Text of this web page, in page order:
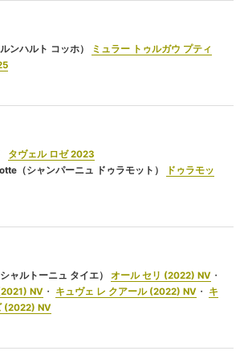
ンハルト コッホ）
ミュラー トゥルガウ プティ
タヴェル ロゼ 2023
（シャンパーニュ ドゥラモット）
ドゥラモッ
ャルトーニュ タイエ）
オール セリ (2022) NV ・
NV ・ キュヴェ レ クアール (2022) NV ・ キ
(2022) NV